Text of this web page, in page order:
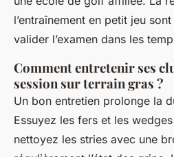
l’entraînement en petit jeu
valider l’examen dans les
Comment entretenir ses
session sur terrain gras ?
Un bon entretien prolonge la
Essuyez les fers et les
nettoyez les stries avec une